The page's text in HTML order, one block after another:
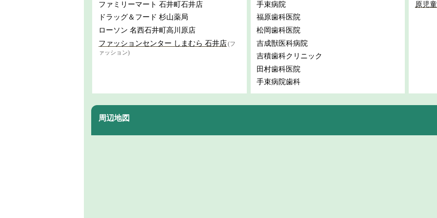
ファミリーマート 石井町石井店
ドラッグ＆フード 杉山薬局
ローソン 名西石井町高川原店
ファッションセンター しまむら 石井店(フ
ァッション)
手束病院
福原歯科医院
松岡歯科医院
吉成獣医科病院
吉積歯科クリニック
田村歯科医院
手束病院歯科
原児
周辺地図